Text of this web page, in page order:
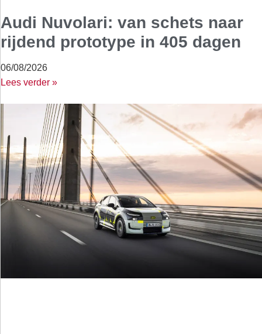
Audi Nuvolari: van schets naar
rijdend prototype in 405 dagen
06/08/2026
Lees verder »